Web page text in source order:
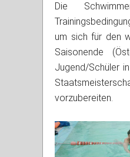
Die
um sich für den
Saisonende
Jugend/Schüler
vorzubereiten.